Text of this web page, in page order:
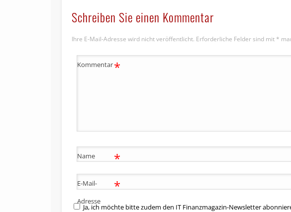
Schreiben Sie einen Kommentar
Ihre E-Mail-Adresse wird nicht veröffentlicht. Erforderliche Felder sind mit *
Kommentar*
Name *
E-Mail-
Adresse
*
Ja, ich möchte bitte zudem den IT Finanzmagazin-Newsletter